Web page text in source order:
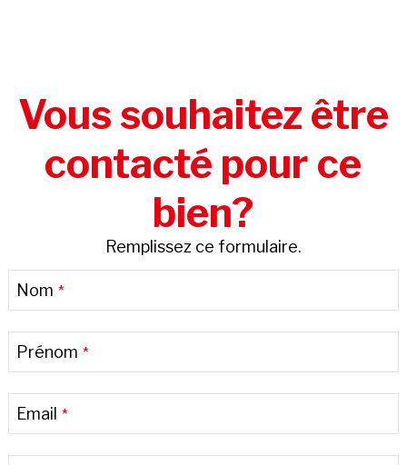
Vous souhaitez être
contacté pour ce
bien?
Remplissez ce formulaire.
Nom *
Prénom *
Email *